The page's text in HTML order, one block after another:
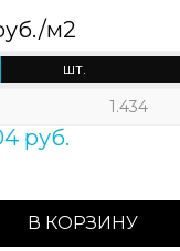
м2
шт.
руб.
В КОРЗИНУ